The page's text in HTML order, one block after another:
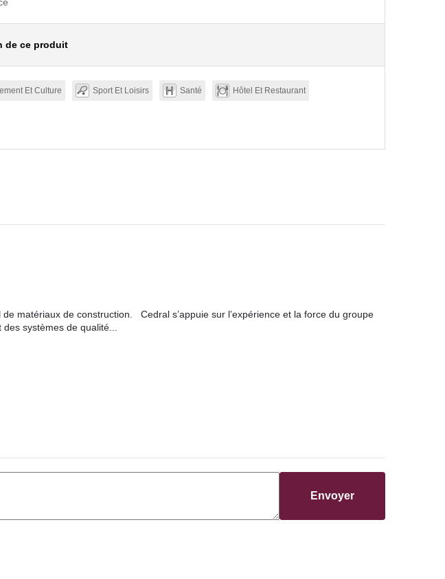
de ce produit
Et Culture Sport Et Loisirs Santé Hôtel Et Restaurant
matériaux de construction. Cedral s’appuie sur l’expérience et la force du groupe
systèmes de qualité...
Envoyer